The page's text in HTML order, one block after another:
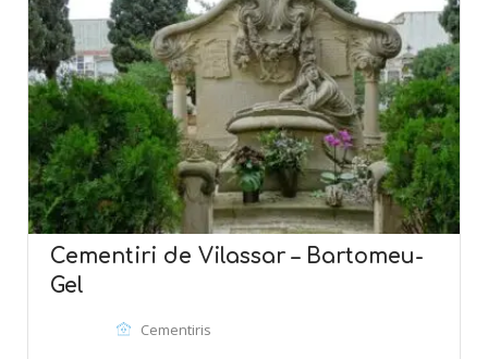
Cementiri de Vilassar – Bartomeu-
Gel
Cementiris